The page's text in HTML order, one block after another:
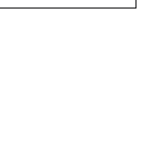
Qurman - 05 Avqust 2026 16:48
yaradıcılığı milli